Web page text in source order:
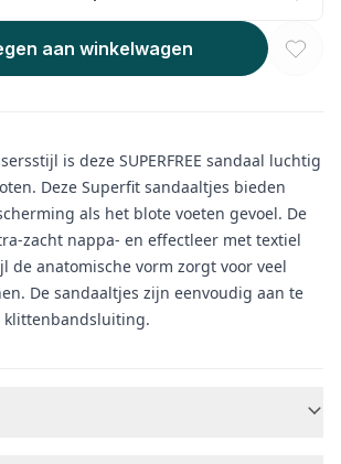
aan winkelwagen
is deze SUPERFREE sandaal luchtig
Deze Superfit sandaaltjes bieden
als het blote voeten gevoel. De
zacht nappa- en effectleer met textiel
de anatomische vorm zorgt voor veel
De sandaaltjes zijn eenvoudig aan te
klittenbandsluiting.